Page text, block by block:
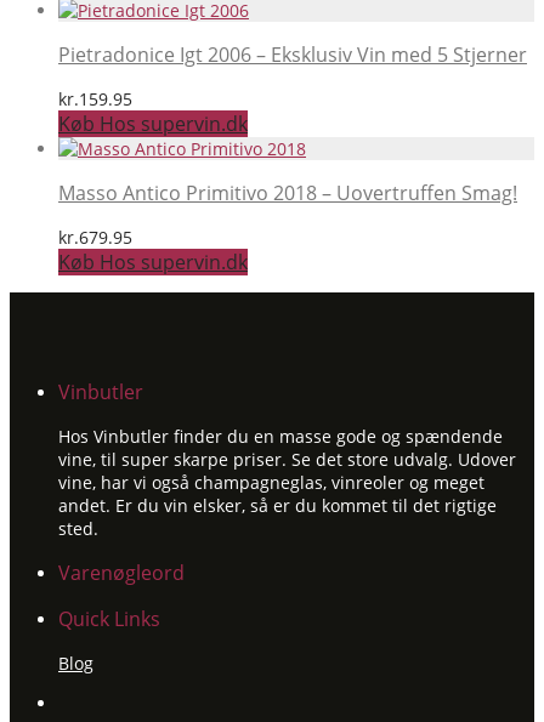
Pietradonice Igt 2006 – Eksklusiv Vin med 5 Stjerner
kr.159.95
Køb Hos supervin.dk
Masso Antico Primitivo 2018 – Uovertruffen Smag!
kr.679.95
Køb Hos supervin.dk
Vinbutler
Hos Vinbutler finder du en masse gode og spændende
vine, til super skarpe priser. Se det store udvalg. Udover
vine, har vi også champagneglas, vinreoler og meget
andet. Er du vin elsker, så er du kommet til det rigtige
sted.
Varenøgleord
Quick Links
Blog